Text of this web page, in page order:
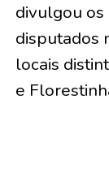
divulgou
disputados
locais
e